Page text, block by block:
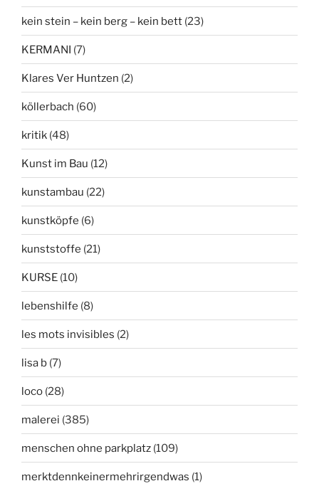
kein stein – kein berg – kein bett (23)
KERMANI (7)
Klares Ver Huntzen (2)
köllerbach (60)
kritik (48)
Kunst im Bau (12)
kunstambau (22)
kunstköpfe (6)
kunststoffe (21)
KURSE (10)
lebenshilfe (8)
les mots invisibles (2)
lisa b (7)
loco (28)
malerei (385)
menschen ohne parkplatz (109)
merktdennkeinermehrirgendwas (1)